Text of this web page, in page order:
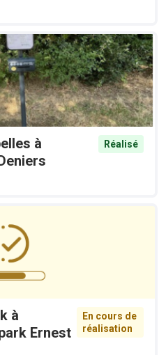
à
Réalisé
à
Ernest
En cours de
réalisation